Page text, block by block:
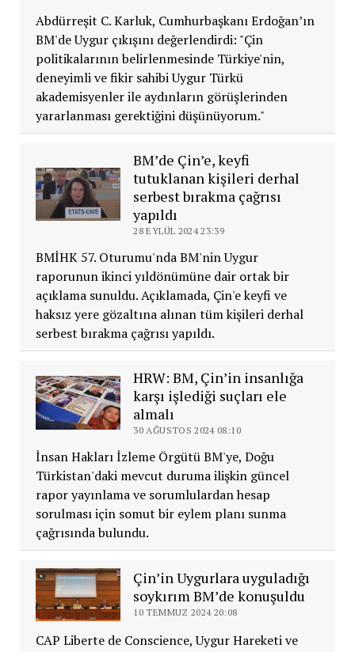
Abdürreşit C. Karluk, Cumhurbaşkanı Erdoğan’ın
BM'de Uygur çıkışını değerlendirdi: "Çin
politikalarının belirlenmesinde Türkiye'nin,
deneyimli ve fikir sahibi Uygur Türkü
akademisyenler ile aydınların görüşlerinden
yararlanması gerektiğini düşünüyorum."
BM’de Çin’e, keyfi
tutuklanan kişileri derhal
serbest bırakma çağrısı
yapıldı
28 EYLÜL 2024 23:39
BMİHK 57. Oturumu'nda BM'nin Uygur
raporunun ikinci yıldönümüne dair ortak bir
açıklama sunuldu. Açıklamada, Çin'e keyfi ve
haksız yere gözaltına alınan tüm kişileri derhal
serbest bırakma çağrısı yapıldı.
HRW: BM, Çin’in insanlığa
karşı işlediği suçları ele
almalı
30 AĞUSTOS 2024 08:10
İnsan Hakları İzleme Örgütü BM'ye, Doğu
Türkistan'daki mevcut duruma ilişkin güncel
rapor yayınlama ve sorumlulardan hesap
sorulması için somut bir eylem planı sunma
çağrısında bulundu.
Çin’in Uygurlara uyguladığı
soykırım BM’de konuşuldu
10 TEMMUZ 2024 20:08
CAP Liberte de Conscience, Uygur Hareketi ve